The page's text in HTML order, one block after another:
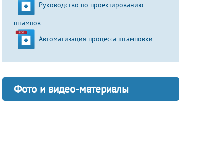
Руководство по проектированию
штампов
Автоматизация процесса штамповки
Фото и видео-материалы